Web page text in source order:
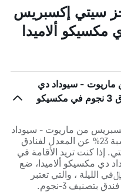
سيتي إكسبريس
ألاميدا
- سيوداد دي
مكسيكو ألاميدا قابلة للمقارنة بفنادق 3 نجوم في مكسيكو
من ماريوت - سيوداد
دي مكسيكو ألاميدا عادة أرخص بنسبة 23% عن المعدل لفنادق
ستي. إذا كنت تريد الأقامة في
دي مكسيكو ألاميدا، ضع
اعتبارك أنه عليك أن تدفع 409 ﷼في الليلة ، والتي تعتبر
3-نجوم.